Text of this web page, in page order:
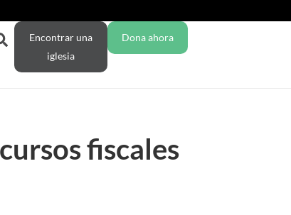
Encontrar una
iglesia
Dona ahora
fiscales